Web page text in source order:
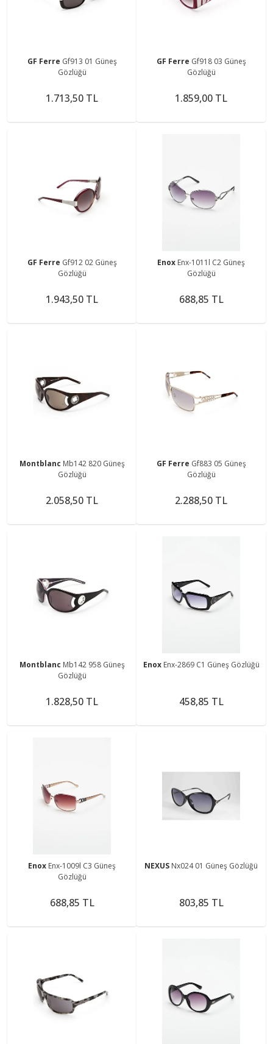
GF Ferre Gf913 01 Güneş
Gözlüğü
1.713,50 TL
GF Ferre Gf918 03 Güneş
Gözlüğü
1.859,00 TL
GF Ferre Gf912 02 Güneş
Gözlüğü
1.943,50 TL
Enox Enx-1011l C2 Güneş
Gözlüğü
688,85 TL
Montblanc Mb142 820 Güneş
Gözlüğü
2.058,50 TL
GF Ferre Gf883 05 Güneş
Gözlüğü
2.288,50 TL
Montblanc Mb142 958 Güneş
Gözlüğü
1.828,50 TL
Enox Enx-2869 C1 Güneş Gözlüğü
458,85 TL
Enox Enx-1009l C3 Güneş
Gözlüğü
688,85 TL
NEXUS Nx024 01 Güneş Gözlüğü
803,85 TL